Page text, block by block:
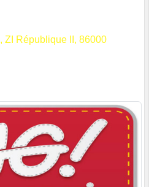
, ZI République II , 86000